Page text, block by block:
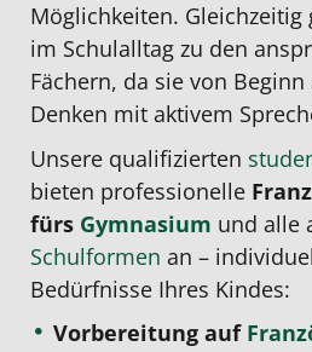
Möglichkeiten. Gleichzeitig
im Schulalltag zu den
Fächern, da sie von
Denken mit aktivem
Unsere qualifizierten
bieten professionelle
fürs Gymnasium und alle
Schulformen an –
Bedürfnisse Ihres Kindes:
Vorbereitung auf